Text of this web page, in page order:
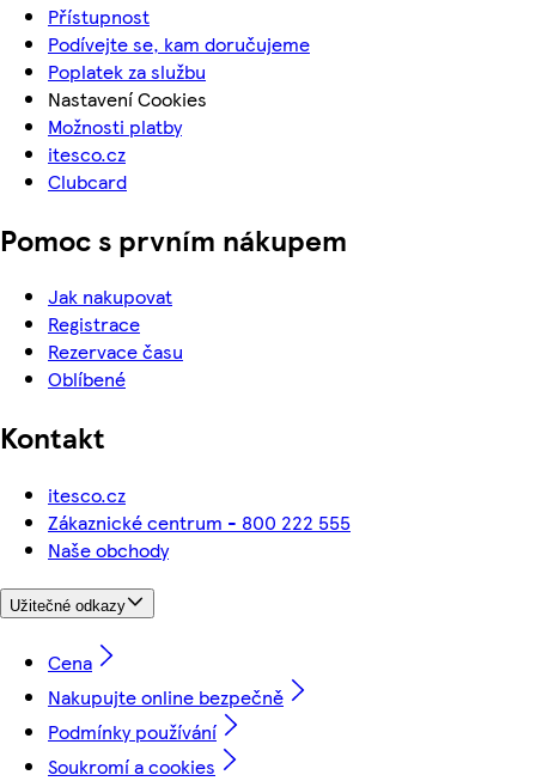
Přístupnost
Podívejte se, kam doručujeme
Poplatek za službu
Nastavení Cookies
Možnosti platby
itesco.cz
Clubcard
Pomoc s prvním nákupem
Jak nakupovat
Registrace
Rezervace času
Oblíbené
Kontakt
itesco.cz
Zákaznické centrum - 800 222 555
Naše obchody
Užitečné odkazy
Cena
Nakupujte online bezpečně
Podmínky používání
Soukromí a cookies